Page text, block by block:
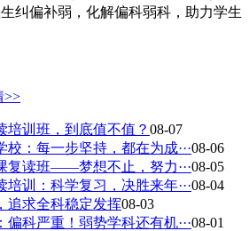
纠偏补弱，化解偏科弱科，助力学生
>>
培训班，到底值不值？ 08-07
：每一步坚持，都在为成···08-06
复读班——梦想不止，努力···08-05
训：科学复习，决胜来年···08-04
追求全科稳定发挥08-03
科严重！弱势学科还有机···08-01